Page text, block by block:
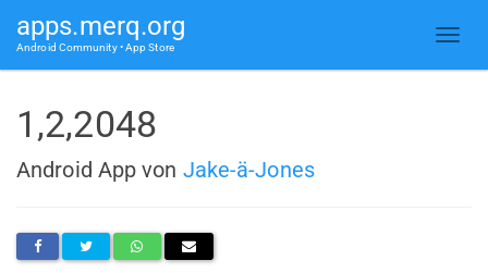
apps.merq.org
Android Community • App Store
1,2,2048
Android App von Jake-ä-Jones